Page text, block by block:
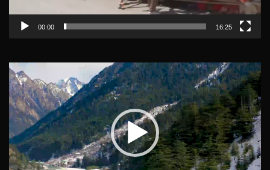
00:00 16:25
Video
Player